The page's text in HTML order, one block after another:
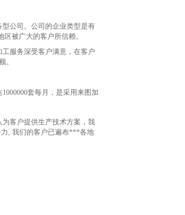
型公司。公司的企业类型是有
被广大的客户所信赖。
服务深受客户满意，在客户
。
套每月，是采用来图加
客户提供生产技术方案，我
力, 我们的客户已遍布***各地